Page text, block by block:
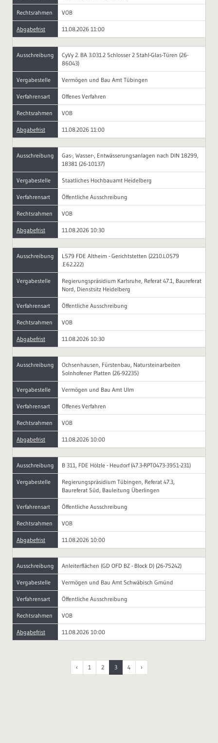
Rechtsrahmen VOB
Abgabefrist 11.08.2026 11:00
Ausschreibung
CyVy 2. BA 3.031.2 Schlosser 2 Stahl-Glas-Türen (26-
86043)
Vergabestelle Vermögen und Bau Amt Tübingen
Verfahrensart Offenes Verfahren
Rechtsrahmen VOB
Abgabefrist 11.08.2026 11:00
Ausschreibung
Gas-, Wasser-, Entwässerungsanlagen nach DIN 18299,
18381 (26-10137)
Vergabestelle Staatliches Hochbauamt Heidelberg
Verfahrensart Öffentliche Ausschreibung
Rechtsrahmen VOB
Abgabefrist 11.08.2026 10:30
Ausschreibung
L579 FDE Altheim - Gerichtstetten (2210.L0579
.E62.222)
Vergabestelle
Regierungspräsidium Karlsruhe, Referat 47.1, Baureferat
Nord, Dienstsitz Heidelberg
Verfahrensart Öffentliche Ausschreibung
Rechtsrahmen VOB
Abgabefrist 11.08.2026 10:30
Ausschreibung
Ochsenhausen, Fürstenbau, Natursteinarbeiten
Solnhofener Platten (26-92235)
Vergabestelle Vermögen und Bau Amt Ulm
Verfahrensart Offenes Verfahren
Rechtsrahmen VOB
Abgabefrist 11.08.2026 10:00
Ausschreibung B 311, FDE Hölzle - Heudorf (47.3-RPT0473-3951-231)
Vergabestelle
Regierungspräsidium Tübingen, Referat 47.3,
Baureferat Süd, Bauleitung Überlingen
Verfahrensart Öffentliche Ausschreibung
Rechtsrahmen VOB
Abgabefrist 11.08.2026 10:00
Ausschreibung Anleiterflächen (GD OFD BZ - Block D) (26-75242)
Vergabestelle Vermögen und Bau Amt Schwäbisch Gmünd
Verfahrensart Öffentliche Ausschreibung
Rechtsrahmen VOB
Abgabefrist 11.08.2026 10:00
‹ 1 2 3 4 ›